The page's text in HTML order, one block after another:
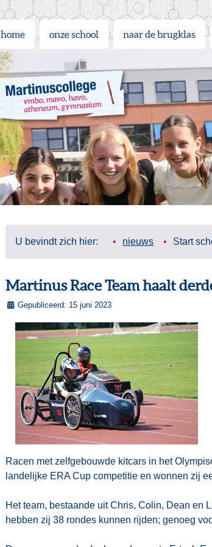
home onze school naar de brugklas
U bevindt zich hier: nieuws Start
Martinus Race Team haalt
Gepubliceerd: 15 juni 2023
Racen met zelfgebouwde kitcars in het
landelijke ERA Cup competitie en wonnen zij
Het team, bestaande uit Chris, Colin, Dean en
hebben zij 38 rondes kunnen rijden; genoeg